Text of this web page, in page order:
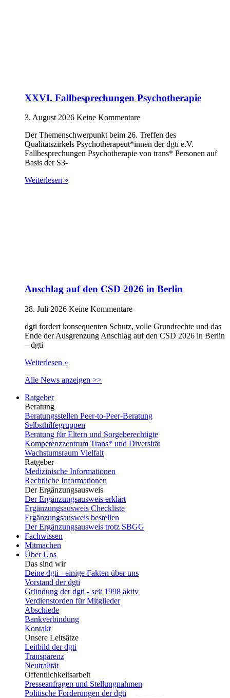
XXVI. Fallbesprechungen Psychotherapie
3. August 2026 Keine Kommentare
Der Themenschwerpunkt beim 26. Treffen des
Qualitätszirkels Psychotherapeut*innen der dgti e.V.
Fallbesprechungen Psychotherapie von trans* Personen auf
Basis der S3-
Weiterlesen »
Anschlag auf den CSD 2026 in Berlin
28. Juli 2026 Keine Kommentare
dgti fordert konsequenten Schutz, volle Grundrechte und das
Ende der Ausgrenzung Anschlag auf den CSD 2026 in Berlin
– dgti
Weiterlesen »
Alle News anzeigen >>
Ratgeber
Beratung
Beratungsstellen Peer-to-Peer-Beratung
Selbsthilfegruppen
Beratung für Eltern und Sorgeberechtigte
Kompetenzzentrum Trans* und Diversität
Wachstumsraum Vielfalt
Ratgeber
Medizinische Informationen
Rechtliche Informationen
Der Ergänzungsausweis
Der Ergänzungsausweis erklärt
Ergänzungsausweis Checkliste
Ergänzungsausweis bestellen
Der Ergänzungsausweis trotz SBGG
Fachwissen
Mitmachen
Über Uns
Das sind wir
Deine dgti - einige Fakten über uns
Vorstand der dgti
Gründung der dgti - seit 1998 aktiv
Verdienstorden für Mitglieder
Abschiede
Bankverbindung
Kontakt
Unsere Leitsätze
Leitbild der dgti
Transparenz
Neutralität
Öffentlichkeitsarbeit
Presseanfragen und Stellungnahmen
Politische Forderungen der dgti